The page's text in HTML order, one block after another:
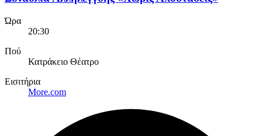
Ώρα
20:30
Πού
Κατράκειο Θέατρο
Εισιτήρια
More.com